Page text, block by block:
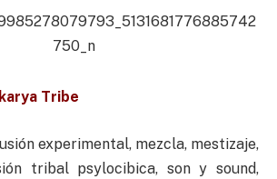
Tribe
experimental, mezcla, mestizaje,
tribal psylocibica, son y sound,